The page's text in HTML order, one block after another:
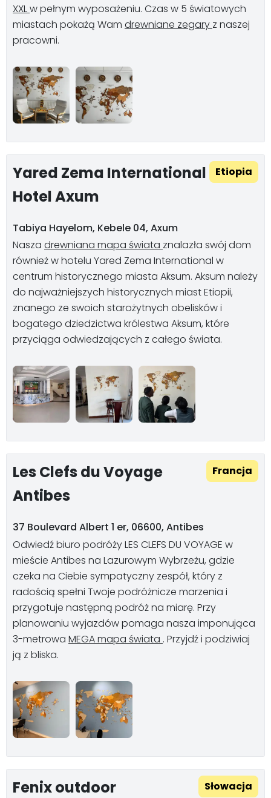
XXLw pełnym wyposażeniu. Czas w 5 światowych
miastach pokażą Wam drewniane zegary z naszej
pracowni.
Etiopia
Yared Zema International
Hotel Axum
Tabiya Hayelom, Kebele 04, Axum
Nasza drewniana mapa świata znalazła swój dom
również w hotelu Yared Zema International w
centrum historycznego miasta Aksum. Aksum należy
do najważniejszych historycznych miast Etiopii,
znanego ze swoich starożytnych obelisków i
bogatego dziedzictwa królestwa Aksum, które
przyciąga odwiedzających z całego świata.
Francja
Les Clefs du Voyage
Antibes
37 Boulevard Albert 1 er, 06600, Antibes
Odwiedź biuro podróży LES CLEFS DU VOYAGE w
mieście Antibes na Lazurowym Wybrzeżu, gdzie
czeka na Ciebie sympatyczny zespół, który z
radością spełni Twoje podróżnicze marzenia i
przygotuje następną podróż na miarę. Przy
planowaniu wyjazdów pomaga nasza imponująca
3-metrowa MEGA mapa świata . Przyjdź i podziwiaj
ją z bliska.
Słowacja
Fenix outdoor